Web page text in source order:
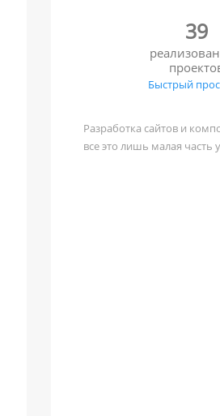
39
Быстрый
Разработка сайтов и
все это лишь малая часть